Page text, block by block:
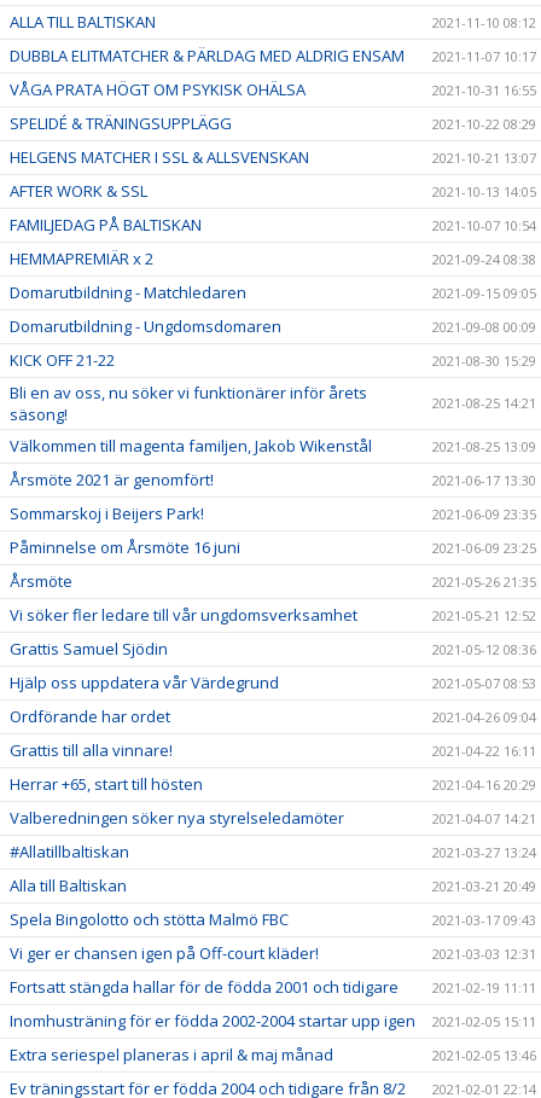
ALLA TILL BALTISKAN 2021-11-10 08:12
DUBBLA ELITMATCHER & PÄRLDAG MED ALDRIG ENSAM 2021-11-07 10:17
VÅGA PRATA HÖGT OM PSYKISK OHÄLSA 2021-10-31 16:55
SPELIDÉ & TRÄNINGSUPPLÄGG 2021-10-22 08:29
HELGENS MATCHER I SSL & ALLSVENSKAN 2021-10-21 13:07
AFTER WORK & SSL 2021-10-13 14:05
FAMILJEDAG PÅ BALTISKAN 2021-10-07 10:54
HEMMAPREMIÄR x 2 2021-09-24 08:38
Domarutbildning - Matchledaren 2021-09-15 09:05
Domarutbildning - Ungdomsdomaren 2021-09-08 00:09
KICK OFF 21-22 2021-08-30 15:29
Bli en av oss, nu söker vi funktionärer inför årets
säsong!
2021-08-25 14:21
Välkommen till magenta familjen, Jakob Wikenstål 2021-08-25 13:09
Årsmöte 2021 är genomfört! 2021-06-17 13:30
Sommarskoj i Beijers Park! 2021-06-09 23:35
Påminnelse om Årsmöte 16 juni 2021-06-09 23:25
Årsmöte 2021-05-26 21:35
Vi söker fler ledare till vår ungdomsverksamhet 2021-05-21 12:52
Grattis Samuel Sjödin 2021-05-12 08:36
Hjälp oss uppdatera vår Värdegrund 2021-05-07 08:53
Ordförande har ordet 2021-04-26 09:04
Grattis till alla vinnare! 2021-04-22 16:11
Herrar +65, start till hösten 2021-04-16 20:29
Valberedningen söker nya styrelseledamöter 2021-04-07 14:21
#Allatillbaltiskan 2021-03-27 13:24
Alla till Baltiskan 2021-03-21 20:49
Spela Bingolotto och stötta Malmö FBC 2021-03-17 09:43
Vi ger er chansen igen på Off-court kläder! 2021-03-03 12:31
Fortsatt stängda hallar för de födda 2001 och tidigare 2021-02-19 11:11
Inomhusträning för er födda 2002-2004 startar upp igen 2021-02-05 15:11
Extra seriespel planeras i april & maj månad 2021-02-05 13:46
Ev träningsstart för er födda 2004 och tidigare från 8/2 2021-02-01 22:14